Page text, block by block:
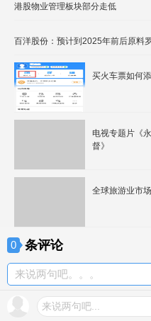
港股物业管理板块部分走低
百洋股份：预计到2025年前后原料
买火车票如何
电视专题片《
督》
全球旅游业市
0 条评论
来说两句吧。。。
来说两句吧...